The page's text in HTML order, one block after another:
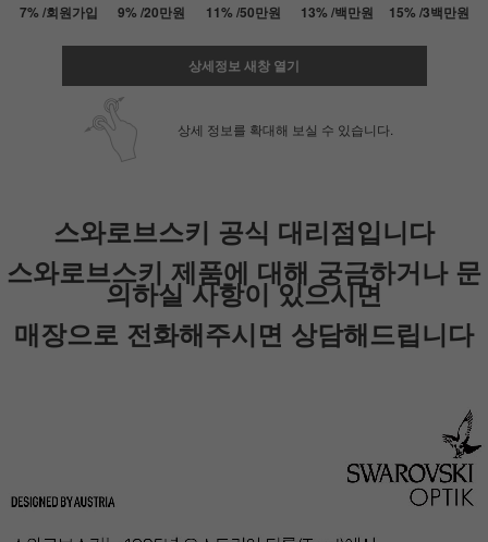
페이코 ID로 페
7% /회원가입 9% /20만원 11% /50만원 13% /백만원 15% /3백만원
상세정보 새창 열기
상세 정보를 확대해 보실 수 있습니다.
스와로브스키 공식 대리점입니다
스와로브스키 제품에 대해 궁금하거나 문
의하실 사항이 있으시면
매장으로 전화해주시면 상담해드립니다